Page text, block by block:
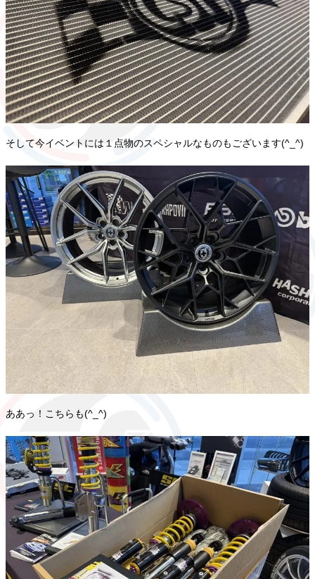
そして今イベントには１点物のスペシャルなものもございます(^_^)
ああっ！こちらも(^_^)